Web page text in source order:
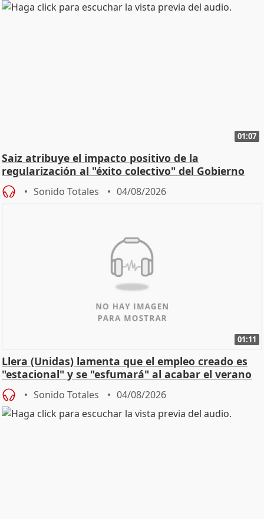
01:07
Saiz atribuye el impacto positivo de la
regularización al "éxito colectivo" del Gobierno
Sonido Totales 04/08/2026
01:11
Llera (Unidas) lamenta que el empleo creado es
"estacional" y se "esfumará" al acabar el verano
Sonido Totales 04/08/2026